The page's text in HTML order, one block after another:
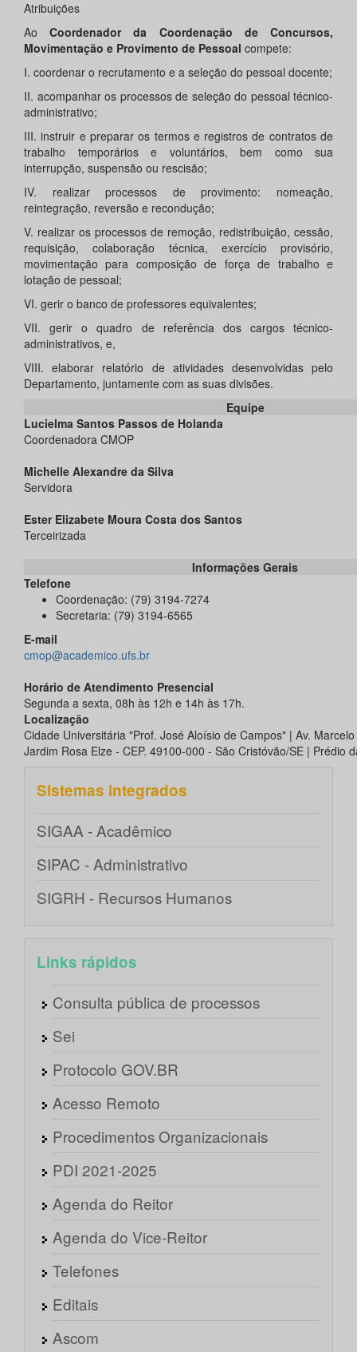
Atribuições
AoCoordenador da Coordenação de Concursos,
Movimentação e Provimento de Pessoal compete:
I. coordenar o recrutamento e a seleção do pessoal docente;
II. acompanhar os processos de seleção do pessoal técnico-
administrativo;
III. instruir e preparar os termos e registros de contratos de
trabalho temporários e voluntários, bem como sua
interrupção, suspensão ou rescisão;
IV. realizar processos de provimento: nomeação,
reintegração, reversão e recondução;
V. realizar os processos de remoção, redistribuição, cessão,
requisição, colaboração técnica, exercício provisório,
movimentação para composição de força de trabalho e
lotação de pessoal;
VI. gerir o banco de professores equivalentes;
VII. gerir o quadro de referência dos cargos técnico-
administrativos, e,
VIII. elaborar relatório de atividades desenvolvidas pelo
Departamento, juntamente com as suas divisões.
Equipe
Lucielma Santos Passos de Holanda
Coordenadora CMOP
Michelle Alexandre da Silva
Servidora
Ester Elizabete Moura Costa dos Santos
Terceirizada
Informações Gerais
Telefone
Coordenação: (79) 3194-7274
Secretaria: (79) 3194-6565
E-mail
cmop@academico.ufs.br
Horário de Atendimento Presencial
Segunda a sexta, 08h às 12h e 14h às 17h.
Localização
Cidade Universitária "Prof. José Aloísio de Campos" | Av.
Jardim Rosa Elze - CEP. 49100-000 - São Cristóvão/SE | Prédio
Sistemas integrados
SIGAA - Acadêmico
SIPAC - Administrativo
SIGRH - Recursos Humanos
Links rápidos
Consulta pública de processos
Sei
Protocolo GOV.BR
Acesso Remoto
Procedimentos Organizacionais
PDI 2021-2025
Agenda do Reitor
Agenda do Vice-Reitor
Telefones
Editais
Ascom